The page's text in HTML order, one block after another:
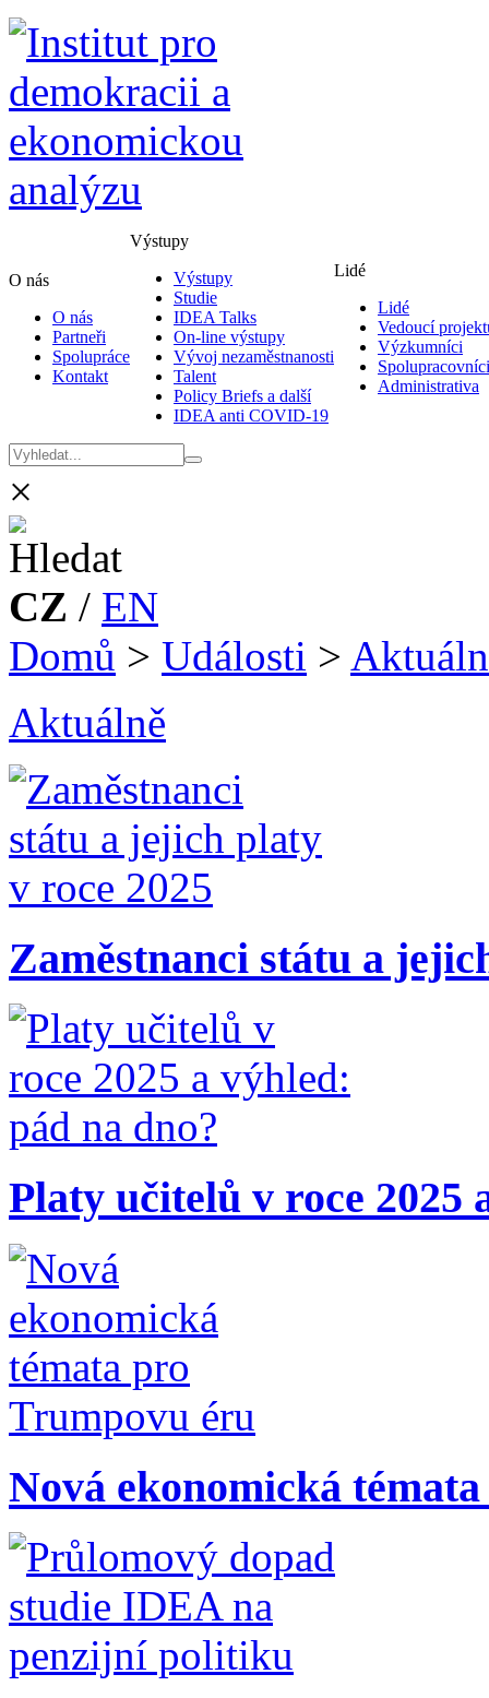
O nás
O nás
Partneři
Spolupráce
Kontakt
Výstupy
Výstupy
Studie
IDEA Talks
On-line výstupy
Vývoj nezaměstnanosti
Talent
Policy Briefs a další
IDEA anti COVID-19
Lidé
Lidé
Vedoucí
Výzkumníci
Spolupracovníci
Administrativa
×
CZ / EN
Domů > Události >
Aktuálně
Zaměstnanci státu a
Platy učitelů v roce 2025
Nová ekonomická